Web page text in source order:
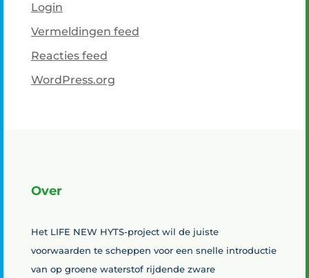
Login
Vermeldingen feed
Reacties feed
WordPress.org
Over
Het LIFE NEW HYTS-project wil de juiste
voorwaarden te scheppen voor een snelle introductie
van op groene waterstof rijdende zware